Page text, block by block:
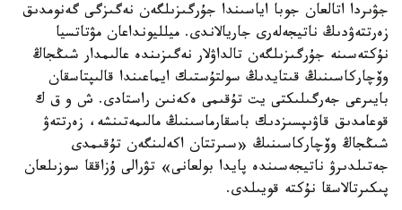
جۋىردا اتالعان جوبا اياسىندا جۇرگىزىلگەن نەگىزگى گەنومدىق
زەرتتەۋدىڭ ناتيجەلەرى جاريالاندى. ميلليونداعان مۋتاتسيا
نۇكتەسىنە جۇرگىزىلگەن تالداۋلار نەگىزىندە عالىمدار شىڭجاڭ
وۆچاركاسىنىڭ قىتايدىڭ سولتۇستىك ايماعىندا قالىپتاسقان
بايىرعى جەرگىلىكتى يت تۇقىمى ەكەنىن راستادى. ش و ق ك
قوعامدىق قاۋىپسىزدىك باسقارماسىنىڭ مالىمەتىنشە، زەرتتەۋ
شىڭجاڭ وۆچاركاسىنىڭ «سىرتتان اكەلىنگەن تۇقىمدى
جەتىلدىرۋ ناتيجەسىندە پايدا بولعانى» تۋرالى ۇزاققا سوزىلعان
پىكىرتالاسقا نۇكتە قويىلدى.